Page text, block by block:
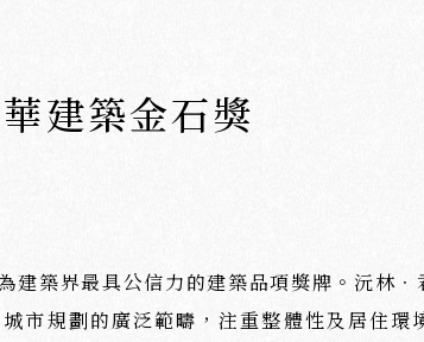
建築金石獎
築界最具公信力的建築品項獎牌。沅林．
市規劃的廣泛範疇，注重整體性及居住環